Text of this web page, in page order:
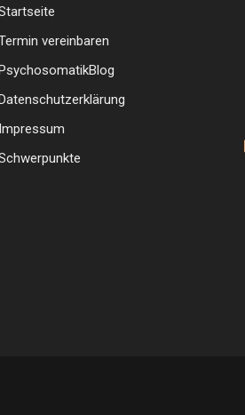
vereinbaren
Impressum